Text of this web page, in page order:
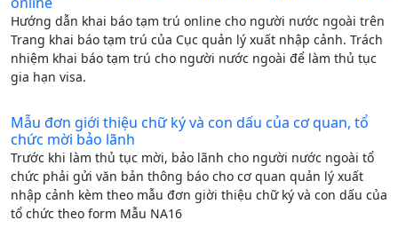
Hướng dẫn khai báo tạm trú online cho người nước ngoài trên
Trang khai báo tạm trú của Cục quản lý xuất nhập cảnh. Trách
nhiệm khai báo tạm trú cho người nước ngoài để làm thủ tục
gia hạn visa.
Mẫu đơn giới thiệu chữ ký và con dấu của cơ quan, tổ
chức mời bảo lãnh
Trước khi làm thủ tục mời, bảo lãnh cho người nước ngoài tổ
chức phải gửi văn bản thông báo cho cơ quan quản lý xuất
nhập cảnh kèm theo mẫu đơn giời thiệu chữ ký và con dấu của
tổ chức theo form Mẫu NA16